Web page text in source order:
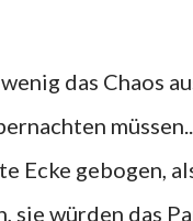
Ecke gebogen,
sie würden das